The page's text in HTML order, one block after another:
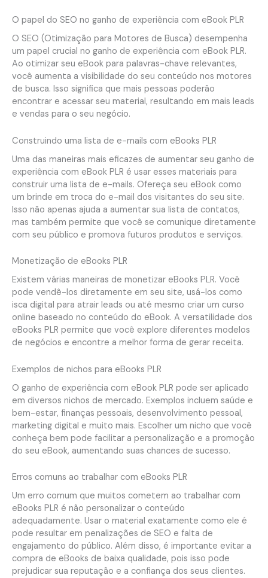
O papel do SEO no ganho de experiência com eBook PLR
O SEO (Otimização para Motores de Busca) desempenha
um papel crucial no ganho de experiência com eBook PLR.
Ao otimizar seu eBook para palavras-chave relevantes,
você aumenta a visibilidade do seu conteúdo nos motores
de busca. Isso significa que mais pessoas poderão
encontrar e acessar seu material, resultando em mais leads
e vendas para o seu negócio.
Construindo uma lista de e-mails com eBooks PLR
Uma das maneiras mais eficazes de aumentar seu ganho de
experiência com eBook PLR é usar esses materiais para
construir uma lista de e-mails. Ofereça seu eBook como
um brinde em troca do e-mail dos visitantes do seu site.
Isso não apenas ajuda a aumentar sua lista de contatos,
mas também permite que você se comunique diretamente
com seu público e promova futuros produtos e serviços.
Monetização de eBooks PLR
Existem várias maneiras de monetizar eBooks PLR. Você
pode vendê-los diretamente em seu site, usá-los como
isca digital para atrair leads ou até mesmo criar um curso
online baseado no conteúdo do eBook. A versatilidade dos
eBooks PLR permite que você explore diferentes modelos
de negócios e encontre a melhor forma de gerar receita.
Exemplos de nichos para eBooks PLR
O ganho de experiência com eBook PLR pode ser aplicado
em diversos nichos de mercado. Exemplos incluem saúde e
bem-estar, finanças pessoais, desenvolvimento pessoal,
marketing digital e muito mais. Escolher um nicho que você
conheça bem pode facilitar a personalização e a promoção
do seu eBook, aumentando suas chances de sucesso.
Erros comuns ao trabalhar com eBooks PLR
Um erro comum que muitos cometem ao trabalhar com
eBooks PLR é não personalizar o conteúdo
adequadamente. Usar o material exatamente como ele é
pode resultar em penalizações de SEO e falta de
engajamento do público. Além disso, é importante evitar a
compra de eBooks de baixa qualidade, pois isso pode
prejudicar sua reputação e a confiança dos seus clientes.